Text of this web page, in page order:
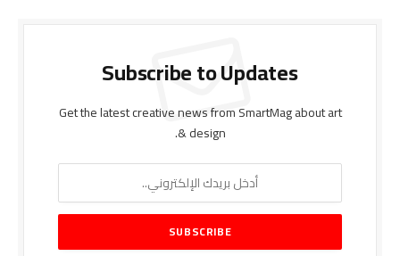
Subscribe to Updates
Get the latest creative news from SmartMag about art
& design.